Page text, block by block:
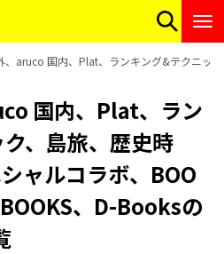
、aruco 国内、Plat、ランキング&テクニッ
国内、Plat、ラン
、島旅、歴史時
ャルコラボ、BOO
、D-Booksの